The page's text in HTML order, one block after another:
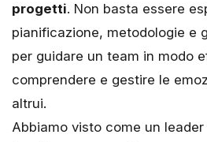
progetti. Non basta essere
pianificazione, metodologie e
per guidare un team in modo
comprendere e gestire le
altrui.
Abbiamo visto come un leader